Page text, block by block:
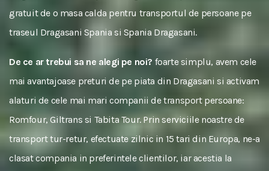
gratuit de o masa calda pentru transportul de persoane pe
traseul Dragasani Spania si Spania Dragasani.
De ce ar trebui sa ne alegi pe noi? foarte simplu, avem cele
mai avantajoase preturi de pe piata din Dragasani si activam
alaturi de cele mai mari companii de transport persoane:
Romfour, Giltrans si Tabita Tour. Prin serviciile noastre de
transport tur-retur, efectuate zilnic in 15 tari din Europa, ne-a
clasat compania in preferintele clientilor, iar acestia la